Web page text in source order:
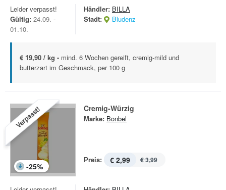
Leider verpasst!
Gültig: 24.09. -
01.10.
Händler: BILLA
Stadt:
Bludenz
€ 19,90 / kg - mind. 6 Wochen gereift, cremig-mild und
butterzart im Geschmack, per 100 g
Verpasst!
-25%
Cremig-Würzig
Marke: Bonbel
Preis: € 2,99 € 3,99